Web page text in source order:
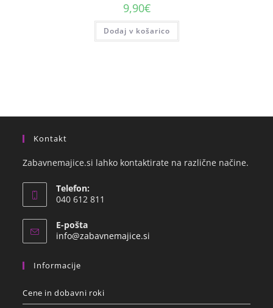
9,90€
Dodaj v košarico
Kontakt
Zabavnemajice.si lahko kontaktirate na različne načine.
Telefon:
040 612 811
E-pošta
info@zabavnemajice.si
Informacije
Cene in dobavni roki